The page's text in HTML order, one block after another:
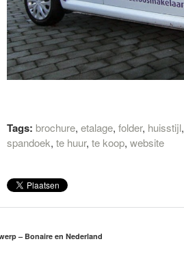
Tags: brochure, etalage, folder, huisstijl,
spandoek, te huur, te koop, website
– Bonaire en Nederland